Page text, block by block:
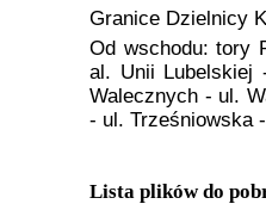
Granice Dzielnicy
Od wschodu: tory
al. Unii Lubelskiej
Walecznych - ul.
- ul. Trześniowska
Lista plików do